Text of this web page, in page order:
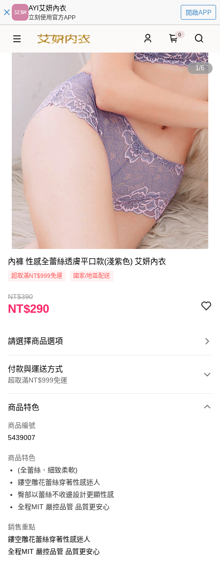
AYI艾妍內衣
立刻使用官方APP
開啟APP
0
1/6
內褲 性感全蕾絲透膚平口款(淺紫色) 艾妍內衣
超取滿NT$999免運 國家/地區配送
NT$390
NT$290
請選擇商品選項
付款與運送方式
超取滿NT$999免運
信用卡一次付款
超商取貨付款
ATM付款
運送方式
全家取貨付款
付款後全家取貨
每筆NT$60，滿NT$999(含以上)免運費
商品特色
商品編號
5439007
商品特色
(全蕾絲．細致柔軟)
鏤空雕花蕾絲穿著性感迷人
臀部以蕾絲不收邊設計更顯性感
全程MIT 嚴控品管 品質更安心
銷售重點
鏤空雕花蕾絲穿著性感迷人
全程MIT 嚴控品管 品質更安心